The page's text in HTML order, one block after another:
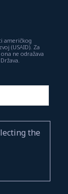
američkog
(USAID). Za
ne odražava
the